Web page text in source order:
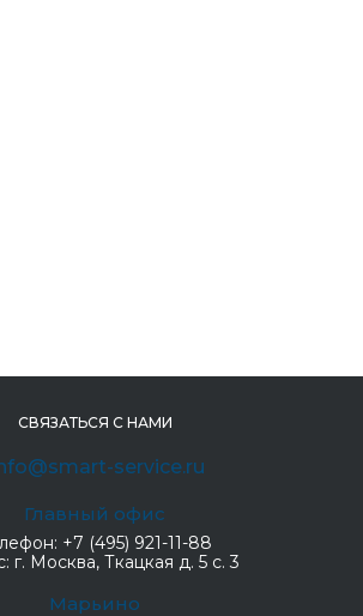
СВЯЗАТЬСЯ С НАМИ
service.ru
Главный офис
+7 (495) 921-11-88
г. Москва, Ткацкая д. 5 с. 3
Марьино